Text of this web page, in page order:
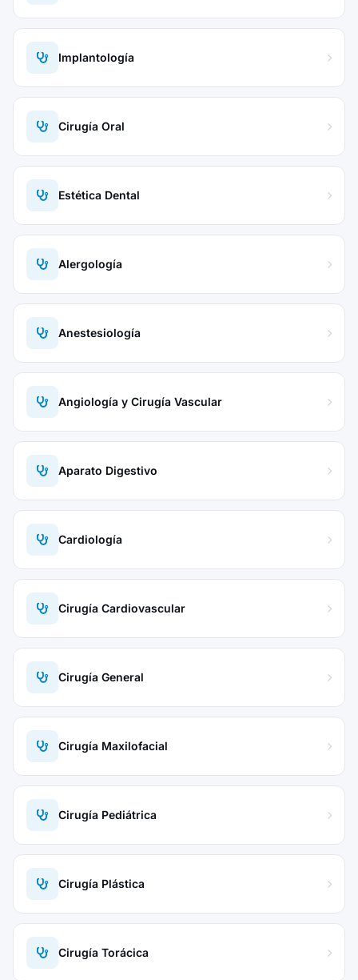
Implantología
Cirugía Oral
Estética Dental
Alergología
Anestesiología
Angiología y Cirugía Vascular
Aparato Digestivo
Cardiología
Cirugía Cardiovascular
Cirugía General
Cirugía Maxilofacial
Cirugía Pediátrica
Cirugía Plástica
Cirugía Torácica